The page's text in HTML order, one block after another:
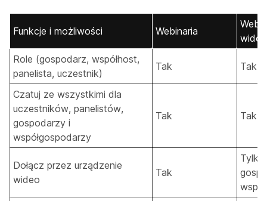
Funkcje i możliwości Webinaria
Role (gospodarz, współhost,
panelista, uczestnik)
Tak Tak
Czatuj ze wszystkimi dla
uczestników, panelistów,
gospodarzy i
współgospodarzy
Tak Tak
Dołącz przez urządzenie
wideo
Tak
Tylko